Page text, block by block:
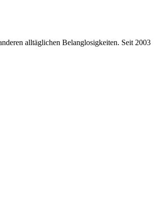
alltäglichen Belanglosigkeiten. Seit 2003